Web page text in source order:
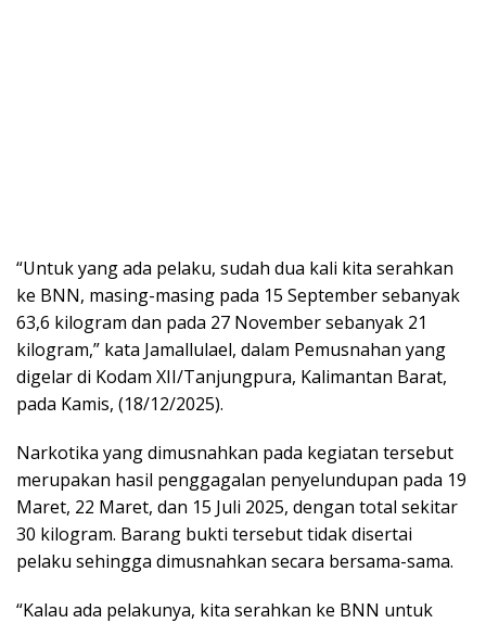
“Untuk yang ada pelaku, sudah dua kali kita serahkan
ke BNN, masing-masing pada 15 September sebanyak
63,6 kilogram dan pada 27 November sebanyak 21
kilogram,” kata Jamallulael, dalam Pemusnahan yang
digelar di Kodam XII/Tanjungpura, Kalimantan Barat,
pada Kamis, (18/12/2025).
Narkotika yang dimusnahkan pada kegiatan tersebut
merupakan hasil penggagalan penyelundupan pada 19
Maret, 22 Maret, dan 15 Juli 2025, dengan total sekitar
30 kilogram. Barang bukti tersebut tidak disertai
pelaku sehingga dimusnahkan secara bersama-sama.
“Kalau ada pelakunya, kita serahkan ke BNN untuk